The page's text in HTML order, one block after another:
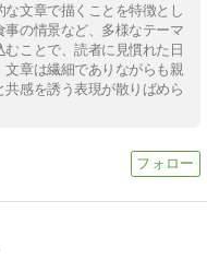
文章で描くことを特徴とし
の情景など、多様なテーマ
ことで、読者に見慣れた日
章は繊細でありながらも親
感を誘う表現が散りばめら